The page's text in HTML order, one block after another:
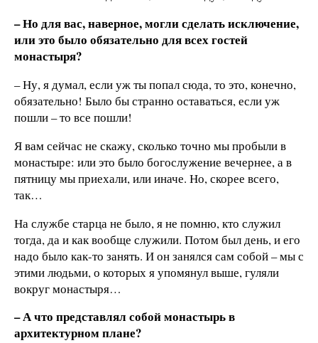
– Но для вас, наверное, могли сделать исключение,
или это было обязательно для всех гостей
монастыря?
– Ну, я думал, если уж ты попал сюда, то это, конечно,
обязательно! Было бы странно оставаться, если уж
пошли – то все пошли!
Я вам сейчас не скажу, сколько точно мы пробыли в
монастыре: или это было богослужение вечернее, а в
пятницу мы приехали, или иначе. Но, скорее всего,
так…
На службе старца не было, я не помню, кто служил
тогда, да и как вообще служили. Потом был день, и его
надо было как-то занять. И он занялся сам собой – мы с
этими людьми, о которых я упомянул выше, гуляли
вокруг монастыря…
– А что представлял собой монастырь в
архитектурном плане?